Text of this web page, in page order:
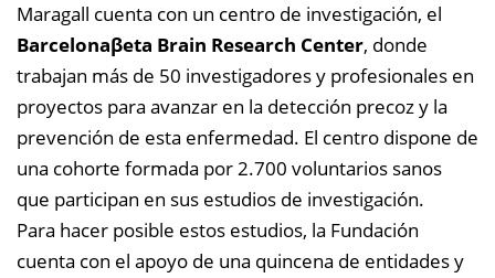
Maragall cuenta con un centro de investigación, el
Barcelonaβeta Brain Research Center, donde
trabajan más de 50 investigadores y profesionales en
proyectos para avanzar en la detección precoz y la
prevención de esta enfermedad. El centro dispone de
una cohorte formada por 2.700 voluntarios sanos
que participan en sus estudios de investigación.
Para hacer posible estos estudios, la Fundación
cuenta con el apoyo de una quincena de entidades y